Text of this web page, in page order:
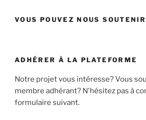
VOUS POUVEZ NOUS SOUTENIR
ADHÉRER À LA PLATEFORME
Notre projet vous intéresse? Vous
membre adhérant? N'hésitez pas à
formulaire suivant.